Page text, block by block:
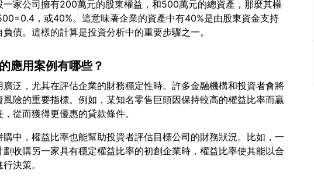
一家公司擁有200萬元的股東權益，和500萬元的總資產，那麼其權
，或40%。這意味著企業的資產中有40%是由股東資金支持
應用案例有哪些？
廣泛，尤其在評估企業的財務穩定性時。許多金融機構和投資者會將
風險的重要指標。例如，某知名零售巨頭因保持較高的權益比率而贏
購中，權益比率也能幫助投資者評估目標公司的財務狀況。比如，一
劃收購另一家具有穩定權益比率的初創企業時，權益比率使其能以合